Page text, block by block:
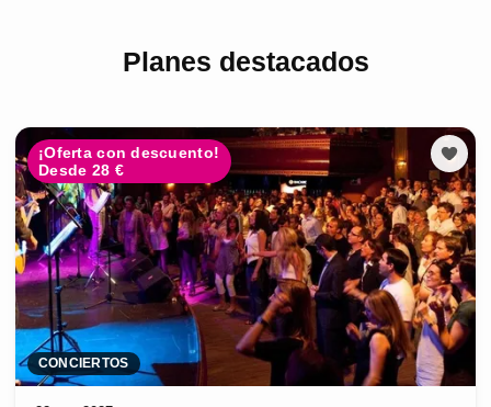
Planes destacados
¡Oferta con descuento!
Desde 28 €
CONCIERTOS